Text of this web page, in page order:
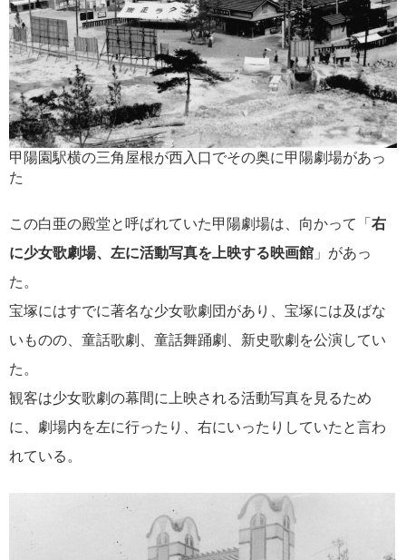
甲陽園駅横の三角屋根が西入口でその奥に甲陽劇場があっ
た
この白亜の殿堂と呼ばれていた甲陽劇場は、向かって「 右
に少女歌劇場、左に活動写真を上映する映画館 」があっ
た。
宝塚にはすでに著名な少女歌劇団があり、宝塚には及ばな
いものの、童話歌劇、童話舞踊劇、新史歌劇を公演してい
た。
観客は少女歌劇の幕間に上映される活動写真を見るため
に、劇場内を左に行ったり、右にいったりしていたと言わ
れている。